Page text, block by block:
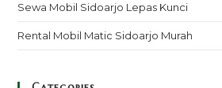
Sewa Mobil Sidoarjo Lepas Kunci
Rental Mobil Matic Sidoarjo Murah